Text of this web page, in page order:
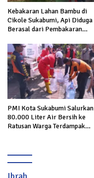
Kebakaran Lahan Bambu di
Cikole Sukabumi, Api Diduga
Berasal dari Pembakaran
PMI Kota Sukabumi Salurkan
80.000 Liter Air Bersih ke
Ratusan Warga Terdampak